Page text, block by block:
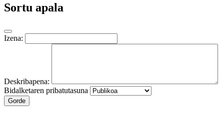
Sortu apala
Izena:
Deskribapena:
Bidalketaren pribatutasuna
Gorde